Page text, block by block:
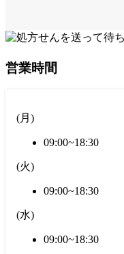
営業時間
(月 )
09:00~18:30
(火)
09:00~18:30
(水)
09:00~18:30